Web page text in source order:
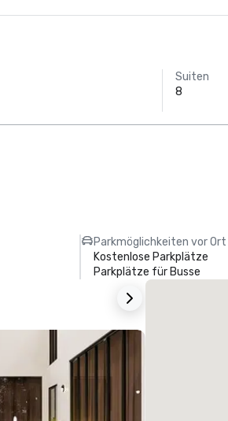
Suiten
8
Parkmöglichkeiten vor Ort
Kostenlose Parkplätze
Parkplätze für Busse